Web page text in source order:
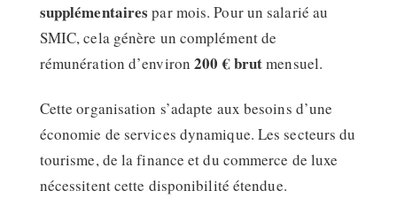
supplémentaires par mois. Pour un salarié au
SMIC, cela génère un complément de
rémunération d’environ200 € brutmensuel.
Cette organisation s’adapte aux besoins d’une
économie de services dynamique. Les secteurs du
tourisme, de la finance et du commerce de luxe
nécessitent cette disponibilité étendue.